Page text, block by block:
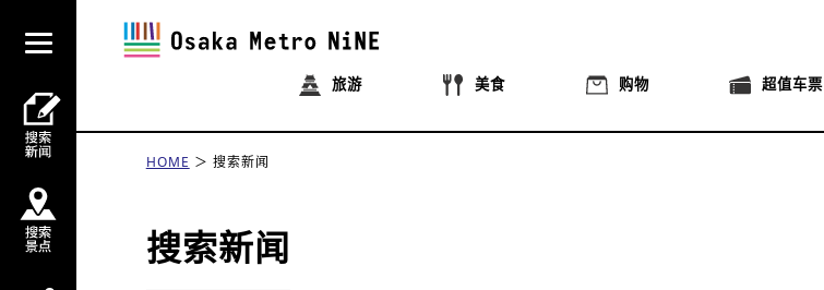
旅游 美食 购物 超值车票
HOME 搜索新闻
搜索新闻